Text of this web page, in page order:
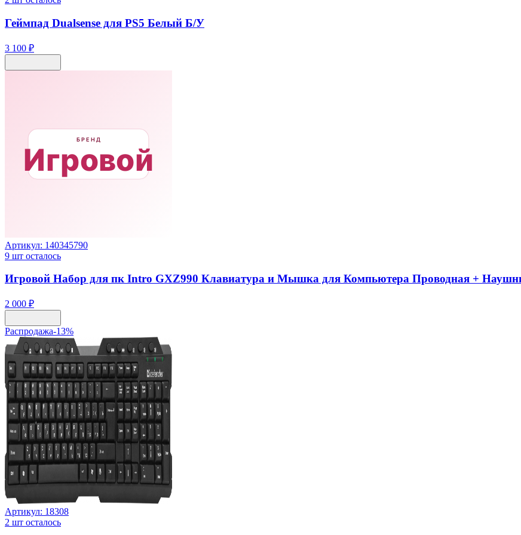
Геймпад Dualsense для PS5 Белый Б/У
3 100 ₽
Артикул: 140345790
9 шт осталось
Игровой Набор для пк Intro GXZ990 Клавиатура и Мышка для Компьютера Проводная +
2 000 ₽
Распродажа-13%
Артикул: 18308
2 шт осталось